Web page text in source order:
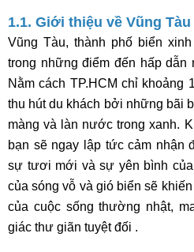
1.1. Giới thiệu về Vũng Tàu
Vũng Tàu, thành phố biển
trong những điểm đến hấp dẫn
Nằm cách TP.HCM chỉ khoảng
thu hút du khách bởi những bãi
màng và làn nước trong xanh.
bạn sẽ ngay lập tức cảm nhận
sự tươi mới và sự yên bình
của sóng vỗ và gió biển sẽ
của cuộc sống thường nhật,
giác thư giãn tuyệt đối .